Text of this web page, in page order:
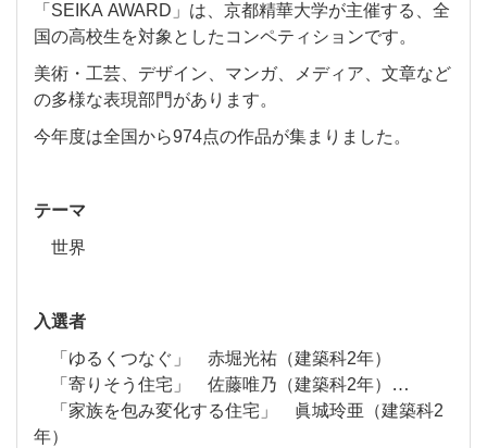
「SEIKA AWARD」は、京都精華大学が主催する、全
国の高校生を対象としたコンペティションです。
美術・工芸、デザイン、マンガ、メディア、文章など
の多様な表現部門があります。
今年度は全国から974点の作品が集まりました。
テーマ
世界
入選者
「ゆるくつなぐ」 赤堀光祐（建築科2年）
「寄りそう住宅」 佐藤唯乃（建築科2年）
「家族を包み変化する住宅」 眞城玲亜（建築科2
年）